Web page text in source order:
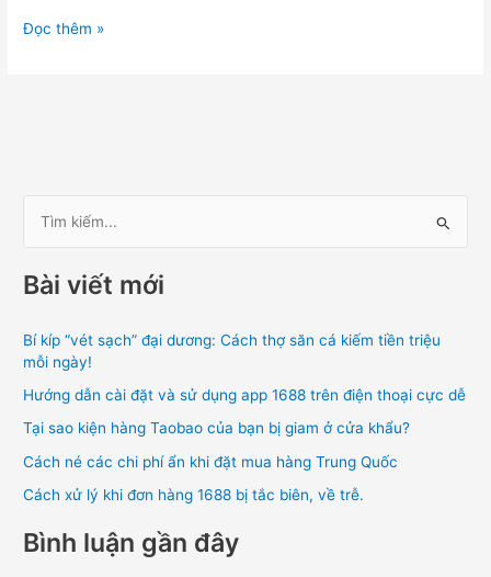
Đọc thêm »
m
i
ế
m
:
Bài viết mới
Bí kíp “vét sạch” đại dương: Cách thợ săn cá kiếm tiền triệu
mỗi ngày!
Hướng dẫn cài đặt và sử dụng app 1688 trên điện thoại cực dễ
Tại sao kiện hàng Taobao của bạn bị giam ở cửa khẩu?
Cách né các chi phí ẩn khi đặt mua hàng Trung Quốc
Cách xử lý khi đơn hàng 1688 bị tắc biên, về trễ.
Bình luận gần đây